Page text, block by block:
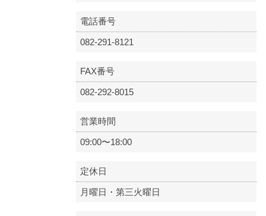
電話番号
082-291-8121
FAX番号
082-292-8015
営業時間
09:00〜18:00
定休日
月曜日・第三火曜日